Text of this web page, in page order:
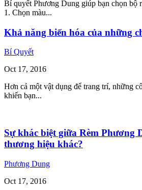
Bí quyết Phương Dung giúp bạn chọn bộ
1. Chọn màu...
Khả năng biến hóa của những
Bí Quyết
Oct 17, 2016
Hơn cả một vật dụng để trang trí, những
khiến bạn...
Sự khác biệt giữa Rèm Phương
thương hiệu khác?
Phương Dung
Oct 17, 2016